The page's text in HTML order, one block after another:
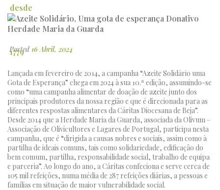
Posted 16 Abril, 2024
Lançada em fevereiro de 2014, a campanha “Azeite Solidário uma
Gota de Esperança” chega em 2024 à sua 10.ª edição, assumindo-se
como “uma campanha alimentar de doação de azeite junto dos
principais produtores da nossa região e que é direcionada para as
diferentes respostas alimentares da Cáritas Diocesana de Beja”.
Desde 2014 que a Herdade Maria da Guarda, associada da Olivum –
Associação de Olivicultores e Lagares de Portugal, participa nesta
campanha, que é “dirigida a causas nobres e sociais, assim como à
partilha de ideais comuns, tais como solidariedade, edificação do
bem comum, partilha, responsabilidade social, trabalho de equipa
e parceria”. Ao longo do ano, a Cáritas confeciona e serve cerca de
105 mil refeições, numa média de 287 refeições diárias, a pessoas e
famílias em situação de maior vulnerabilidade social.